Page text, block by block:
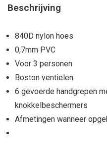
Beschrijving
840D nylon hoes
0,7mm PVC
Voor 3 personen
Boston ventielen
6 gevoerde handgrepen
knokkelbeschermers
Afmetingen wanneer